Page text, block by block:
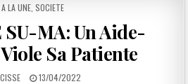
POSTED
A LA UNE, SOCIETE
MA: Un Aide-
Sa Patiente
13/04/2022